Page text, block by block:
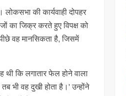
की कार्यवाही दोपहर
का जिक्र करते हुए विपक्ष को
वह मानसिकता है, जिसमें
थी कि लगातार फेल होने वाला
भी वह दुखी होता है।' उन्होंने